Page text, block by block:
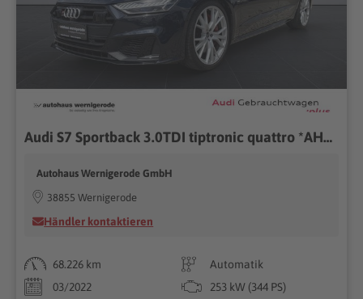
Audi S7 Sportback 3.0TDI tiptronic quattro *AHK*HUD*B
Autohaus Wernigerode GmbH
38855 Wernigerode
Händler kontaktieren
68.226 km
Automatik
03/2022
253 kW (344 PS)